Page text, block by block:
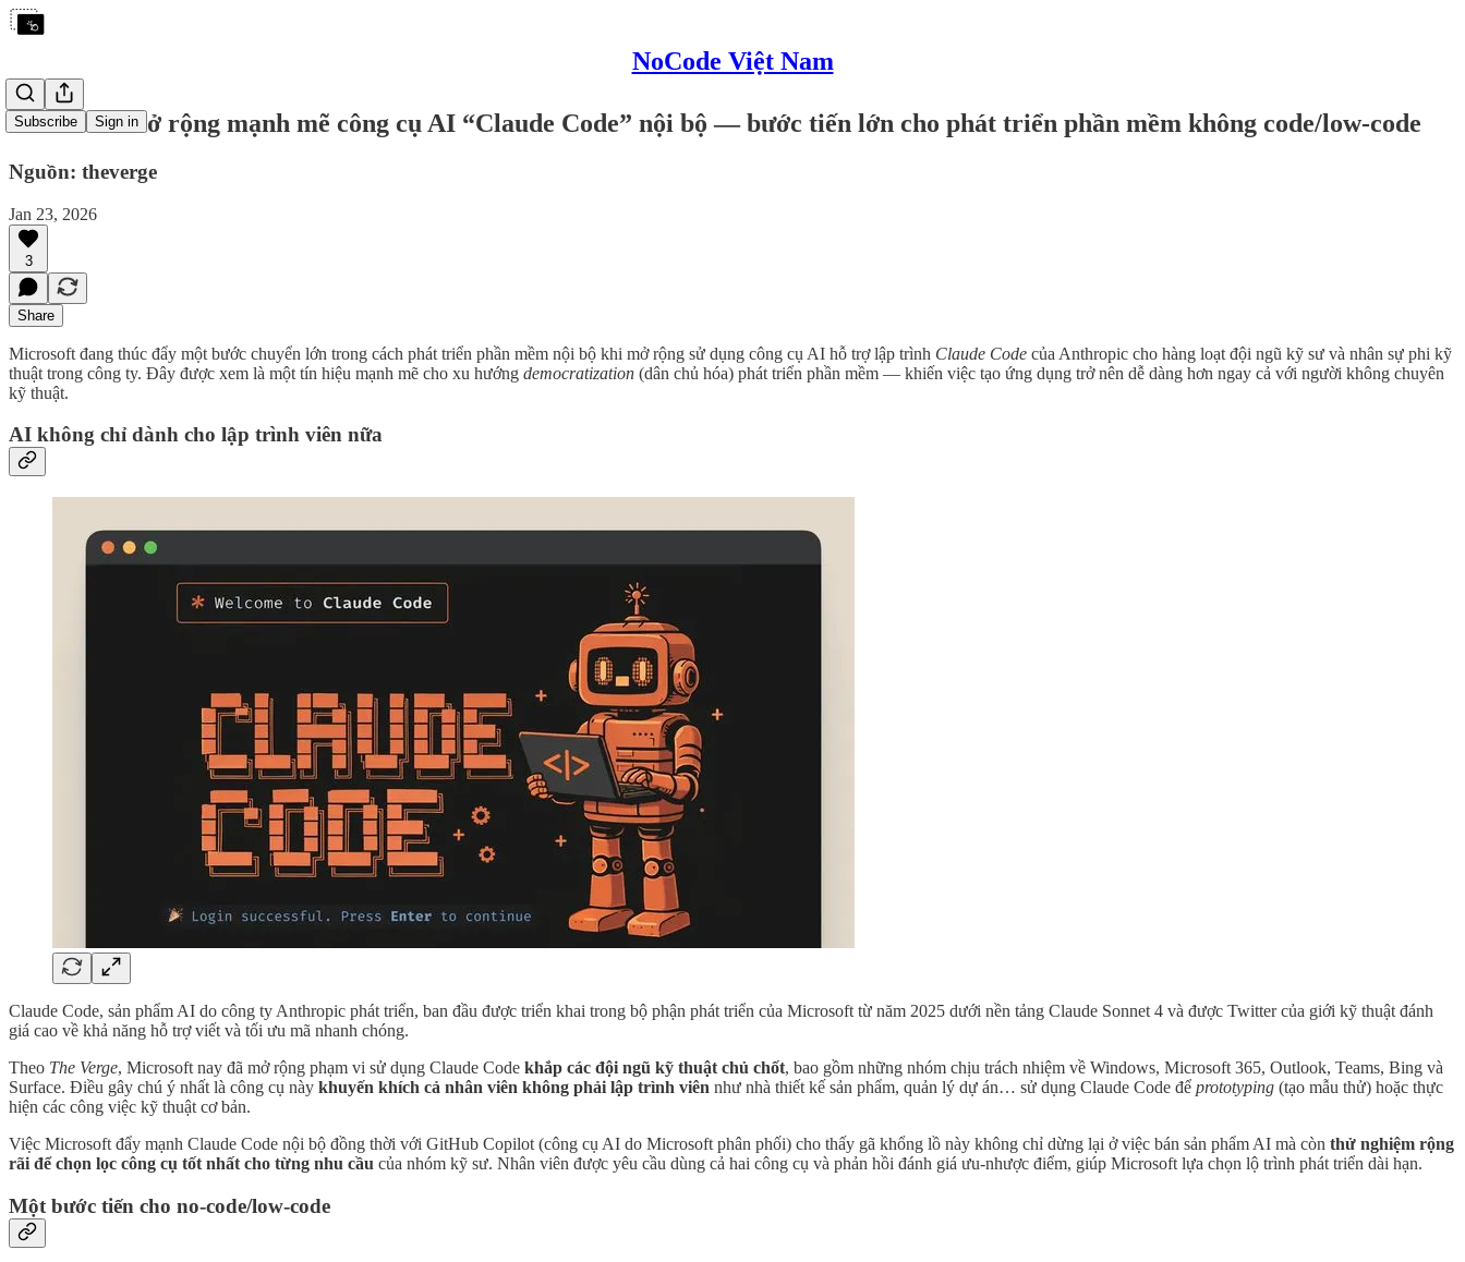
NoCode Việt Nam
Subscribe Sign in
Microsoft mở rộng mạnh mẽ công cụ AI “Claude Code” nội bộ — bước tiến lớn cho phát triển phần mềm không code/low-code
Nguồn: theverge
Jan 23, 2026
3
Share
Microsoft đang thúc đẩy một bước chuyển lớn trong cách phát triển phần mềm nội bộ khi mở rộng sử dụng công cụ AI hỗ trợ lập trình Claude Code của Anthropic cho hàng loạt đội ngũ kỹ sư và nhân sự phi kỹ
thuật trong công ty. Đây được xem là một tín hiệu mạnh mẽ cho xu hướng democratization (dân chủ hóa) phát triển phần mềm — khiến việc tạo ứng dụng trở nên dễ dàng hơn ngay cả với người không chuyên
kỹ thuật.
AI không chỉ dành cho lập trình viên nữa
Claude Code, sản phẩm AI do công ty Anthropic phát triển, ban đầu được triển khai trong bộ phận phát triển của Microsoft từ năm 2025 dưới nền tảng Claude Sonnet 4 và được Twitter của giới kỹ thuật đánh
giá cao về khả năng hỗ trợ viết và tối ưu mã nhanh chóng.
Theo The Verge, Microsoft nay đã mở rộng phạm vi sử dụng Claude Code khắp các đội ngũ kỹ thuật chủ chốt, bao gồm những nhóm chịu trách nhiệm về Windows, Microsoft 365, Outlook, Teams, Bing và
Surface. Điều gây chú ý nhất là công cụ này khuyến khích cả nhân viên không phải lập trình viên như nhà thiết kế sản phẩm, quản lý dự án… sử dụng Claude Code để prototyping (tạo mẫu thử) hoặc thực
hiện các công việc kỹ thuật cơ bản.
Việc Microsoft đẩy mạnh Claude Code nội bộ đồng thời với GitHub Copilot (công cụ AI do Microsoft phân phối) cho thấy gã khổng lồ này không chỉ dừng lại ở việc bán sản phẩm AI mà còn thử nghiệm rộng
rãi để chọn lọc công cụ tốt nhất cho từng nhu cầu của nhóm kỹ sư. Nhân viên được yêu cầu dùng cả hai công cụ và phản hồi đánh giá ưu-nhược điểm, giúp Microsoft lựa chọn lộ trình phát triển dài hạn.
Một bước tiến cho no-code/low-code